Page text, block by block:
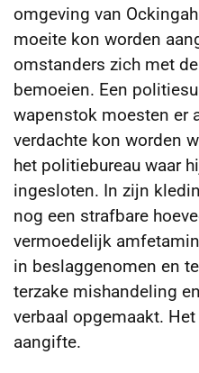
omgeving van
moeite kon worden
omstanders zich met
bemoeien. Een
wapenstok moesten er
verdachte kon worden
het politiebureau waar
ingesloten. In zijn
nog een strafbare
vermoedelijk
in beslaggenomen en
terzake mishandeling
verbaal opgemaakt.
aangifte.